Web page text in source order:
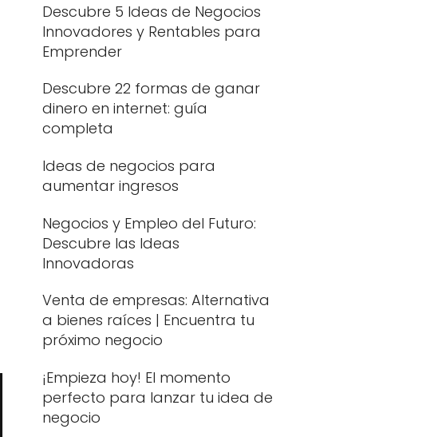
Descubre 5 Ideas de Negocios
Innovadores y Rentables para
Emprender
Descubre 22 formas de ganar
dinero en internet: guía
completa
Ideas de negocios para
aumentar ingresos
Negocios y Empleo del Futuro:
Descubre las Ideas
Innovadoras
Venta de empresas: Alternativa
a bienes raíces | Encuentra tu
próximo negocio
¡Empieza hoy! El momento
perfecto para lanzar tu idea de
negocio